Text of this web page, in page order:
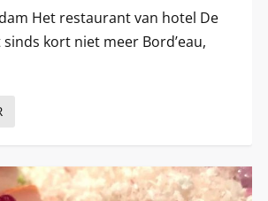
Het restaurant van hotel De
sinds kort niet meer Bord’eau,